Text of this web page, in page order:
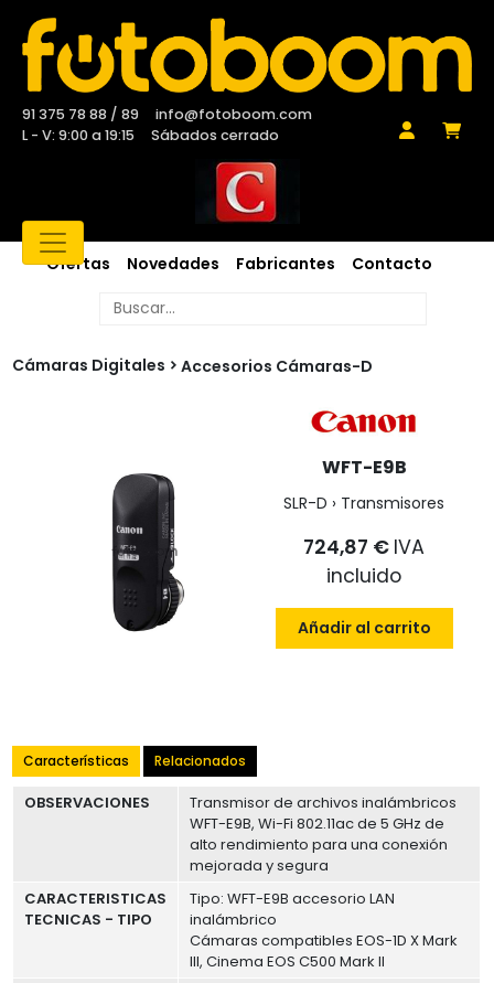
91 375 78 88 / 89
info@fotoboom.com
L - V: 9:00 a 19:15
Sábados cerrado
Ofertas Novedades Fabricantes Contacto
Cámaras Digitales Accesorios Cámaras-D
WFT-E9B
SLR-D › Transmisores
724,87 € IVA
incluido
Añadir al carrito
Características Relacionados
OBSERVACIONES
Transmisor de archivos inalámbricos
WFT-E9B, Wi-Fi 802.11ac de 5 GHz de
alto rendimiento para una conexión
mejorada y segura
CARACTERISTICAS
TECNICAS - TIPO
Tipo: WFT-E9B accesorio LAN
inalámbrico
Cámaras compatibles EOS-1D X Mark
III, Cinema EOS C500 Mark II